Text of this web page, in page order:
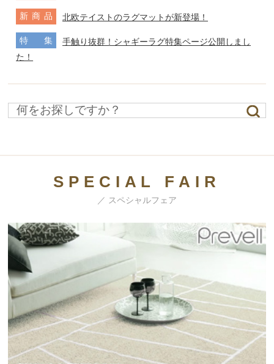
新 商 品 北欧テイストのラグマットが新登場！
特 集
手触り抜群！シャギーラグ特集ページ公開しまし
た！
SPECIAL FAIR
／ スペシャルフェア